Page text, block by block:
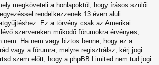
megköveteli a honlapoktól, hogy írásos szülői
rendelkezzenek 13 éven aluli
Ez a törvény csak az Amerikai
szervereken működő fórumokra érvényes,
nem. Ha nem vagy biztos benne, hogy ez a
vagy a fórumra, melyre regisztrálsz, kérj jogi
szem előtt, hogy a phpBB Limited nem tud jogi